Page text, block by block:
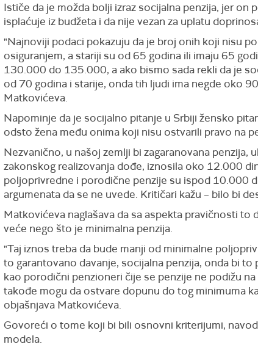
Ističe da je možda bolji izraz socijalna penzija, jer on
isplaćuje iz budžeta i da nije vezan za uplatu
"Najnoviji podaci pokazuju da je broj onih koji nisu
osiguranjem, a stariji su od 65 godina ili imaju 65
130.000 do 135.000, a ako bismo sada rekli da je
od 70 godina i starije, onda tih ljudi ima negde oko
Matkovićeva.
Napominje da je socijalno pitanje u Srbiji žensko
odsto žena među onima koji nisu ostvarili pravo na
Nezvanično, u našoj zemlji bi zagaranovana penzija,
zakonskog realizovanja dođe, iznosila oko 12.000
poljoprivredne i porodične penzije su ispod 10.000
argumenata da se ne uvede. Kritičari kažu – bilo bi
Matkovićeva naglašava da sa aspekta pravičnosti to
veće nego što je minimalna penzija.
"Taj iznos treba da bude manji od minimalne
to garantovano davanje, socijalna penzija, onda bi to
kao porodični penzioneri čije se penzije ne podižu
takođe mogu da ostvare dopunu do tog minimuma
objašnjava Matkovićeva.
Govoreći o tome koji bi bili osnovni kriterijumi,
modela.